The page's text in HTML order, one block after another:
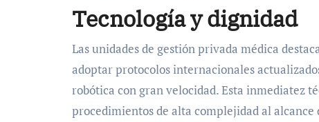
Tecnología y dignidad
Las unidades de gestión privada médica
adoptar protocolos internacionales
robótica con gran velocidad. Esta inmediatez
procedimientos de alta complejidad al